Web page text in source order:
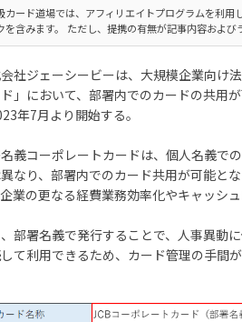
カード道場では、アフィリエイトプログラムを利用
を含みます。 ただし、提携の有無が記事内容およ
社ジェーシービーは、大規模企業向け
」において、部署内でのカードの共用
年7月より開始する。
義コーポレートカードは、個人名義で
異なり、部署内でのカード共用が可能と
業の更なる経費業務効率化やキャッシ
部署名義で発行することで、人事異動
て利用できるため、カード管理の手間が